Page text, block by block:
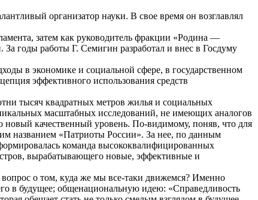
организатор науки. В свое время он возглавлял
затем как руководитель фракции «Родина —
годы работы Г. Семигин разработал и внес в Госдуму
в экономике и социальной сфере, в государственном
эффективного использования средств
тысяч квадратных метров жилья и социальных
масштабных исследований, не имеющих аналогов
качественный уровень. По-видимому, поняв, что для
названием «Патриоты России». За нее, по данным
команда высококвалифицированных
вырабатывающего новые, эффективные и
о том, куда же мы все-таки движемся? Именно
в будущее; общенациональную идею: «Справедливость